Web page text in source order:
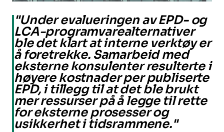
"Under evalueringen av EPD- og
LCA-programvarealternativer
ble det klart at interne verktøy er
å foretrekke. Samarbeid med
eksterne konsulenter resulterte i
høyere kostnader per publiserte
EPD, i tillegg til at det ble brukt
mer ressurser på å legge til rette
for eksterne prosesser og
usikkerhet i tidsrammene."